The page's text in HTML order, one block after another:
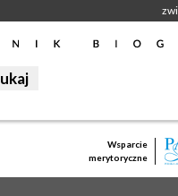
Wsparcie
merytoryczne